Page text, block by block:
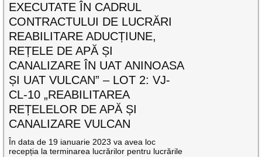
EXECUTATE ÎN CADRUL
CONTRACTULUI DE LUCRĂRI
REABILITARE ADUCȚIUNE,
REȚELE DE APĂ ȘI
CANALIZARE ÎN UAT ANINOASA
ȘI UAT VULCAN” – LOT 2: VJ-
CL-10 „REABILITAREA
REȚELELOR DE APĂ ȘI
CANALIZARE VULCAN
În data de 19 ianuarie 2023 va avea loc
recepția la terminarea lucrărilor pentru lucrările